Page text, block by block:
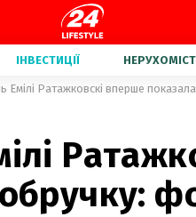
ІНВЕСТИЦІЇ
Емілі Ратажковскі вперше